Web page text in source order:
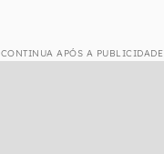
CONTINUA APÓS A PUBLICIDADE